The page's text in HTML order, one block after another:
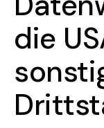
die